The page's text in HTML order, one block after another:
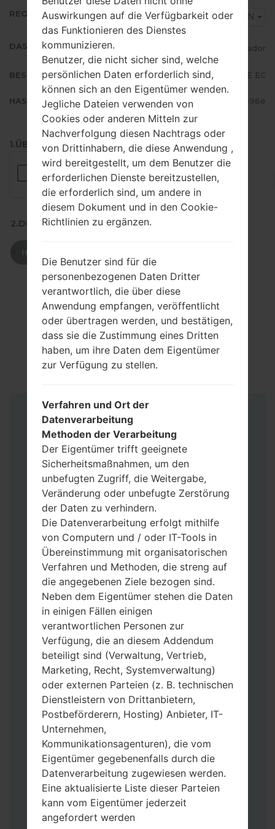
REGION EON
DAS LAND Ecuador
BESCHREIBUNG Claro, Movistar, ALE EC
HASH 6c0d8996daac053902a80e2574b0596e
1.ÜBERPRÜFEN SIE AUF RECAPTCHA
2.DRÜCKEN SIE ZUM HERUNTERLADEN
Anleitung
Laden Sie auf Ihren PC:
Version herunter.
Dann laden Sie die Firmware-Datei
herunter und entpacken Sie sie.
Sie brauchen 1(wählen Sie hier 1 Firmware-
Datei aus) oder 5 (wählen Sie 5 Firmware-
Dateien aus) Firmware-Dateien:
AP: „System & Recovery“
CP: „Modem & Radio“
CSC_***: „Country & Region & Operator“
HOME_CSC_***: „Country & Region &
Operator“
Fügen Sie dem Programm Odin 3 alle
Dateien hinzu.
Wenn Sie das Telefon flashen und auf die
Auswirkungen auf die Verfügbarkeit oder
das Funktionieren des Dienstes
kommunizieren.
Benutzer, die nicht sicher sind, welche
persönlichen Daten erforderlich sind,
können sich an den Eigentümer wenden.
Jegliche Dateien verwenden von
Cookies oder anderen Mitteln zur
Nachverfolgung diesen Nachtrags oder
von Drittinhabern, die diese Anwendung ,
wird bereitgestellt, um dem Benutzer die
erforderlichen Dienste bereitzustellen,
die erforderlich sind, um andere in
diesem Dokument und in den Cookie-
Richtlinien zu ergänzen.
Die Benutzer sind für die
personenbezogenen Daten Dritter
verantwortlich, die über diese
Anwendung empfangen, veröffentlicht
oder übertragen werden, und bestätigen,
dass sie die Zustimmung eines Dritten
haben, um ihre Daten dem Eigentümer
zur Verfügung zu stellen.
Verfahren und Ort der
Datenverarbeitung
Methoden der Verarbeitung
Der Eigentümer trifft geeignete
Sicherheitsmaßnahmen, um den
unbefugten Zugriff, die Weitergabe,
Veränderung oder unbefugte Zerstörung
der Daten zu verhindern.
Die Datenverarbeitung erfolgt mithilfe
von Computern und / oder IT-Tools in
Übereinstimmung mit organisatorischen
Verfahren und Methoden, die streng auf
die angegebenen Ziele bezogen sind.
Neben dem Eigentümer stehen die Daten
in einigen Fällen einigen
verantwortlichen Personen zur
Verfügung, die an diesem Addendum
beteiligt sind (Verwaltung, Vertrieb,
Marketing, Recht, Systemverwaltung)
oder externen Parteien (z. B. technischen
Dienstleistern von Drittanbietern,
Postbeförderern, Hosting) Anbieter, IT-
Unternehmen,
Kommunikationsagenturen), die vom
Eigentümer gegebenenfalls durch die
Datenverarbeitung zugewiesen werden.
Eine aktualisierte Liste dieser Parteien
kann vom Eigentümer jederzeit
angefordert werden